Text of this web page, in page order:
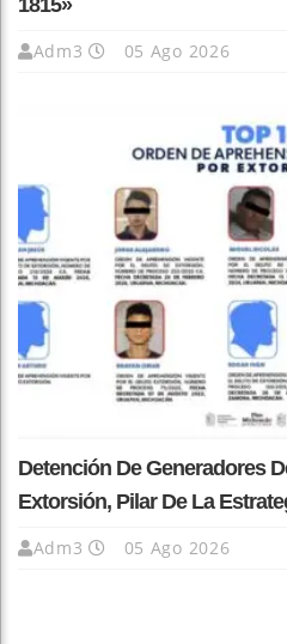
1815»
Adm3 05 Ago 2026
Detención De Generadores
Extorsión, Pilar De La
Adm3 05 Ago 2026